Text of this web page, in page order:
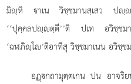
มิฺหิ าเน วิชฺชมานสฺเสว ป
‘‘ปุคฺคลปฺตฺตี’’ติ ปเท อวิชฺช
‘ฉฬภิฺโ’ติอาทีสุ วิชฺชมาเนน อวิชฺ
อฏฺกถามุตฺตเกน ปน อาจ